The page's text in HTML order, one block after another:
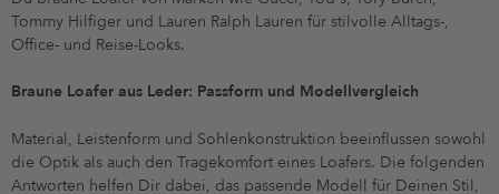
Tommy Hilfiger und Lauren Ralph Lauren für stilvolle Alltags-,
Office- und Reise-Looks.
Braune Loafer aus Leder: Passform und Modellvergleich
Material, Leistenform und Sohlenkonstruktion beeinflussen sowohl
die Optik als auch den Tragekomfort eines Loafers. Die folgenden
Antworten helfen Dir dabei, das passende Modell für Deinen Stil,